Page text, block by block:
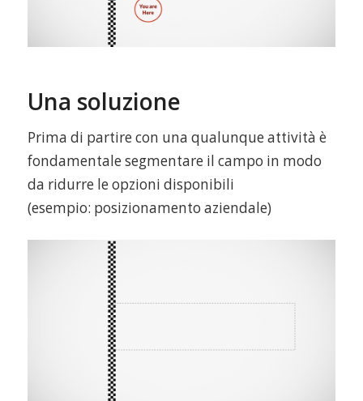
Una soluzione
Prima di partire con una qualunque attività è
fondamentale segmentare il campo in modo
da ridurre le opzioni disponibili
(esempio: posizionamento aziendale)